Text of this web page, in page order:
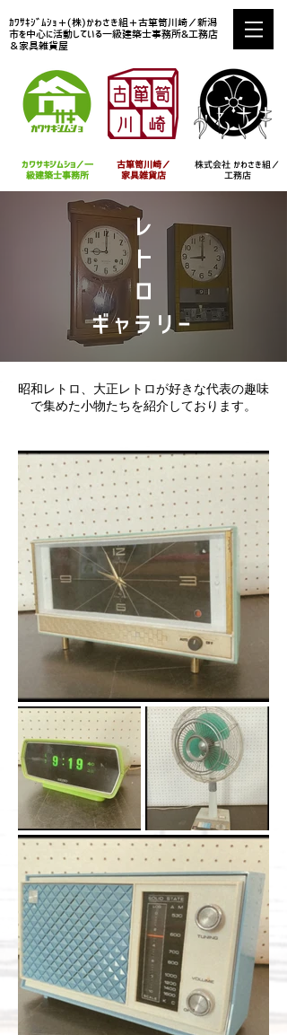
ｶﾜｻｷｼﾞﾑｼｮ＋(株)かわさき組＋古箪笥川崎／新潟
市を中心に活動している一級建築士事務所&工務店
＆家具雑貨屋
カワサキジムショ／一
級建築士事務所
古箪笥川崎／
家具雑貨店
株式会社 ​かわさき組／
工務店
レ
ト
ロ
ギャラリー
昭和レトロ、大正レトロが好きな代表の趣味
で集めた小物たちを紹介しております。